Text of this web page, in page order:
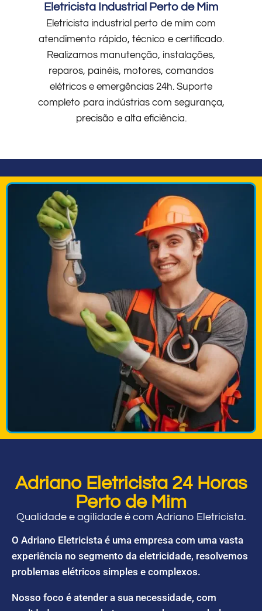
Eletricista Industrial Perto de Mim
Eletricista industrial perto de mim com
atendimento rápido, técnico e certificado.
Realizamos manutenção, instalações,
reparos, painéis, motores, comandos
elétricos e emergências 24h. Suporte
completo para indústrias com segurança,
precisão e alta eficiência.
Adriano Eletricista 24 Horas
Perto de Mim
Qualidade e agilidade é com Adriano Eletricista.
O Adriano Eletricista é uma empresa com uma vasta
experiência no segmento da eletricidade, resolvemos
problemas elétricos simples e complexos.
Nosso foco é atender a sua necessidade, com